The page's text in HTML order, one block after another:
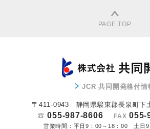
PAGE TOP
JCR 共同開発格付情
〒411-0943 静岡県駿東郡長泉町下
055-987-8606 FAX 055-
営業時間：平日9：00～18：00 土日